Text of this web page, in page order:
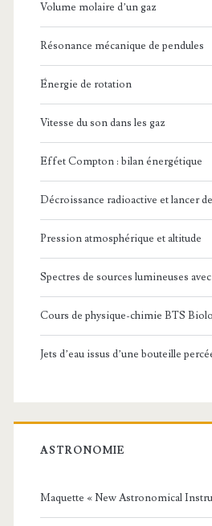
Volume molaire d’un gaz
Résonance mécanique de pendules
Énergie de rotation
Vitesse du son dans les gaz
Effet Compton : bilan énergétique
Décroissance radioactive et lancer
Pression atmosphérique et altitude
Spectres de sources lumineuses
Cours de physique-chimie BTS
Jets d’eau issus d’une bouteille
ASTRONOMIE
Maquette « New Astronomical